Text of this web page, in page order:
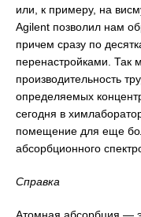
или, к примеру, на
Agilent позволил нам
причем сразу по
перенастройками. Так
производительность
определяемых
сегодня в
помещение для еще
абсорбционного
Справка